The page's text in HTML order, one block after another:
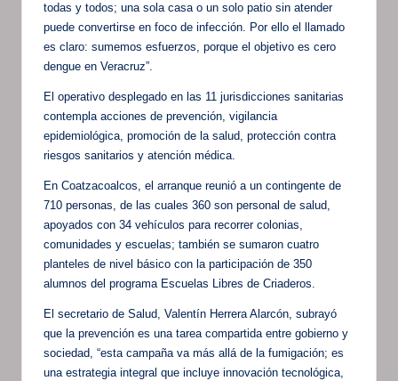
todas y todos; una sola casa o un solo patio sin atender
puede convertirse en foco de infección. Por ello el llamado
es claro: sumemos esfuerzos, porque el objetivo es cero
dengue en Veracruz”.
El operativo desplegado en las 11 jurisdicciones sanitarias
contempla acciones de prevención, vigilancia
epidemiológica, promoción de la salud, protección contra
riesgos sanitarios y atención médica.
En Coatzacoalcos, el arranque reunió a un contingente de
710 personas, de las cuales 360 son personal de salud,
apoyados con 34 vehículos para recorrer colonias,
comunidades y escuelas; también se sumaron cuatro
planteles de nivel básico con la participación de 350
alumnos del programa Escuelas Libres de Criaderos.
El secretario de Salud, Valentín Herrera Alarcón, subrayó
que la prevención es una tarea compartida entre gobierno y
sociedad, “esta campaña va más allá de la fumigación; es
una estrategia integral que incluye innovación tecnológica,